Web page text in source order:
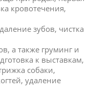
кровотечения,
зубов, чистка
а также груминг и
к выставкам,
собаки,
удаление